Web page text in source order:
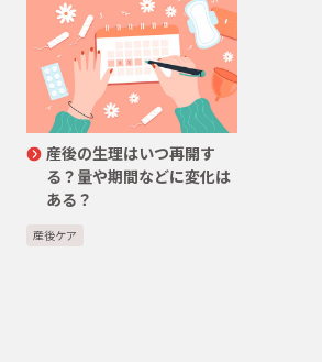
産後の生理はいつ再開す
る？量や期間などに変化は
ある？
産後ケア